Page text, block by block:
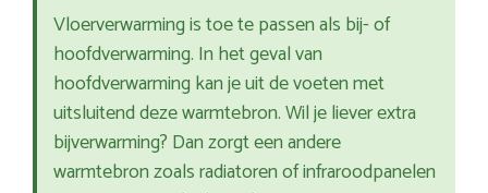
Vloerverwarming is toe te passen als bij- of
hoofdverwarming. In het geval van
hoofdverwarming kan je uit de voeten met
uitsluitend deze warmtebron. Wil je liever extra
bijverwarming? Dan zorgt een andere
warmtebron zoals radiatoren of infraroodpanelen